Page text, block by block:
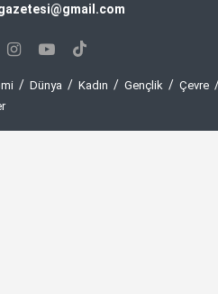
Dünya Kadın Gençlik
Çevre